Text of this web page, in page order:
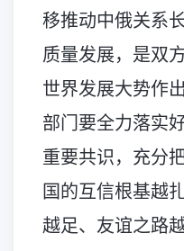
移推动中俄关系
质量发展，是双
世界发展大势作
部门要全力落实
重要共识，充分
国的互信根基越
越足、友谊之路